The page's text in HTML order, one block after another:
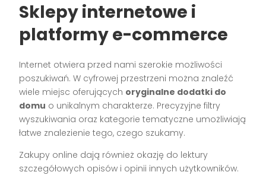
Sklepy internetowe i
platformy e-commerce
Internet otwiera przed nami szerokie możliwości
poszukiwań. W cyfrowej przestrzeni można znaleźć
wiele miejsc oferujących oryginalne dodatki do
domu o unikalnym charakterze. Precyzyjne filtry
wyszukiwania oraz kategorie tematyczne umożliwiają
łatwe znalezienie tego, czego szukamy.
Zakupy online dają również okazję do lektury
szczegółowych opisów i opinii innych użytkowników.